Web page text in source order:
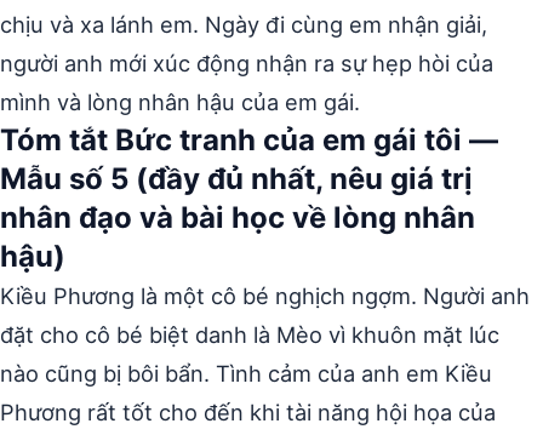
chịu và xa lánh em. Ngày đi cùng em nhận giải,
người anh mới xúc động nhận ra sự hẹp hòi của
mình và lòng nhân hậu của em gái.
Tóm tắt Bức tranh của em gái tôi —
Mẫu số 5 (đầy đủ nhất, nêu giá trị
nhân đạo và bài học về lòng nhân
hậu)
Kiều Phương là một cô bé nghịch ngợm. Người anh
đặt cho cô bé biệt danh là Mèo vì khuôn mặt lúc
nào cũng bị bôi bẩn. Tình cảm của anh em Kiều
Phương rất tốt cho đến khi tài năng hội họa của